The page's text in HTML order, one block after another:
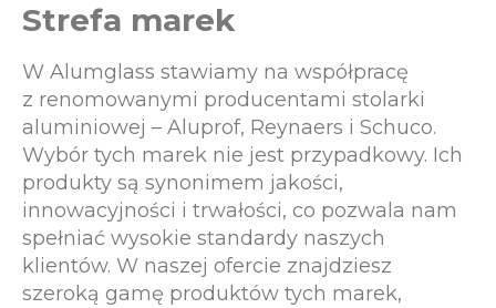
Strefa marek
W Alumglass stawiamy na współpracę
z renomowanymi producentami stolarki
aluminiowej – Aluprof, Reynaers i Schuco.
Wybór tych marek nie jest przypadkowy. Ich
produkty są synonimem jakości,
innowacyjności i trwałości, co pozwala nam
spełniać wysokie standardy naszych
klientów. W naszej ofercie znajdziesz
szeroką gamę produktów tych marek,